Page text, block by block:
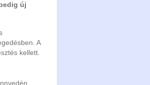
új
A
kellett.